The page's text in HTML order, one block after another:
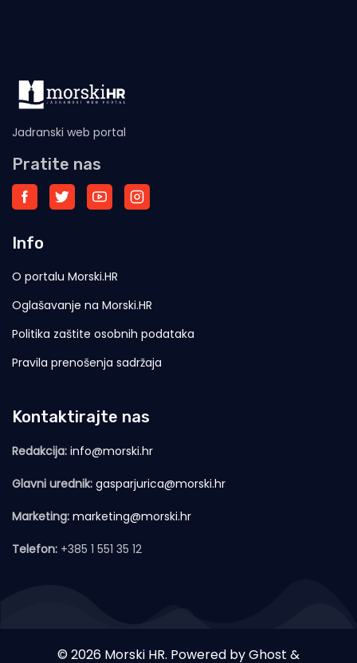
Jadranski web portal
Pratite nas
Info
O portalu Morski.HR
Oglašavanje na Morski.HR
Politika zaštite osobnih podataka
Pravila prenošenja sadržaja
Kontaktirajte nas
Redakcija: info@morski.hr
Glavni urednik: gasparjurica@morski.hr
Marketing: marketing@morski.hr
Telefon: +385 1 551 35 12
© 2026 Morski HR. Powered byGhost &